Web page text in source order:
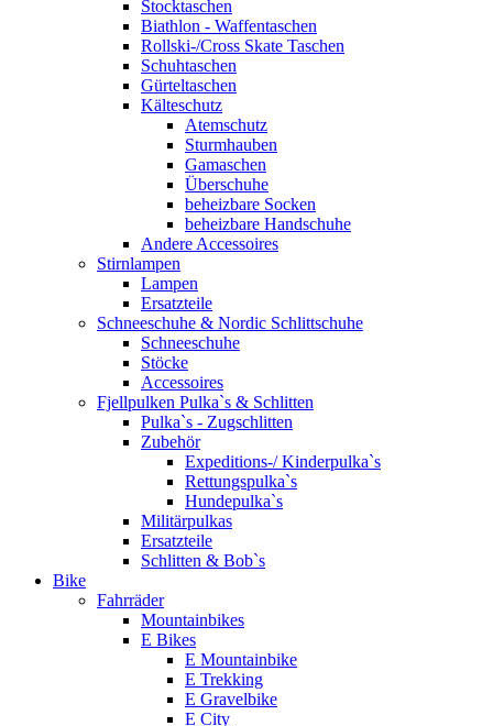
Stocktaschen
Biathlon - Waffentaschen
Rollski-/Cross Skate Taschen
Schuhtaschen
Gürteltaschen
Kälteschutz
Atemschutz
Sturmhauben
Gamaschen
Überschuhe
beheizbare Socken
beheizbare Handschuhe
Andere Accessoires
Stirnlampen
Lampen
Ersatzteile
Schneeschuhe & Nordic Schlittschuhe
Schneeschuhe
Stöcke
Accessoires
Fjellpulken Pulka`s & Schlitten
Pulka`s - Zugschlitten
Zubehör
Expeditions-/ Kinderpulka`s
Rettungspulka`s
Hundepulka`s
Militärpulkas
Ersatzteile
Schlitten & Bob`s
Bike
Fahrräder
Mountainbikes
E Bikes
E Mountainbike
E Trekking
E Gravelbike
E City